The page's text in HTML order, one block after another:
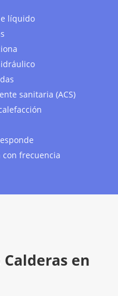
líquido
sanitaria (ACS)
con frecuencia
en